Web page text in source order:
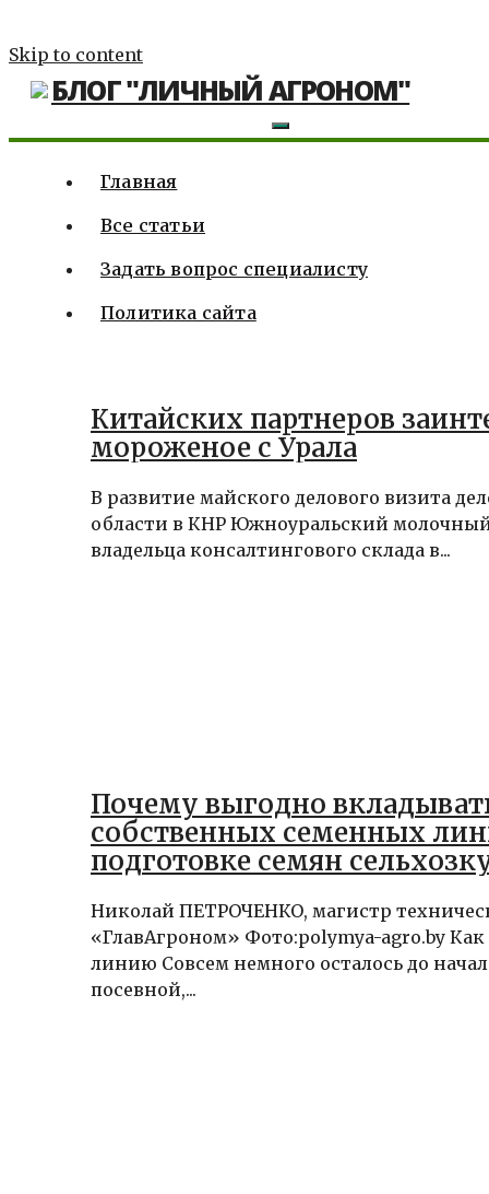
Skip to content
БЛОГ "ЛИЧНЫЙ АГРОНОМ"
Главная
Все статьи
Задать вопрос специалисту
Политика сайта
Китайских партнеров
мороженое с Урала
В развитие майского делового визита
области в КНР Южноуральский
владельца консалтингового склада в...
Почему выгодно
собственных семенных
подготовке семян
Николай ПЕТРОЧЕНКО, магистр
«‎ГлавАгроном‎» Фото:polymya-agro.by
линию Совсем немного осталось до
посевной,...